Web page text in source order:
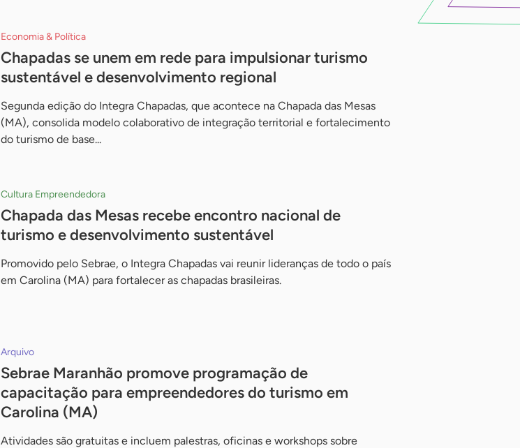
Economia & Política
Chapadas se unem em rede para impulsionar turismo
sustentável e desenvolvimento regional
Segunda edição do Integra Chapadas, que acontece na Chapada das Mesas
(MA), consolida modelo colaborativo de integração territorial e fortalecimento
do turismo de base...
Cultura Empreendedora
Chapada das Mesas recebe encontro nacional de
turismo e desenvolvimento sustentável
Promovido pelo Sebrae, o Integra Chapadas vai reunir lideranças de todo o país
em Carolina (MA) para fortalecer as chapadas brasileiras.
Arquivo
Sebrae Maranhão promove programação de
capacitação para empreendedores do turismo em
Carolina (MA)
Atividades são gratuitas e incluem palestras, oficinas e workshops sobre